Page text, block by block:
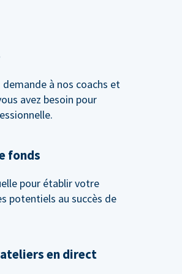
à nos coachs et
avez besoin pour
fonds
pour établir votre
potentiels au succès de
en direct